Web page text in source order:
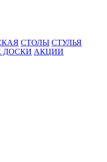
СТОЛЫ СТУЛЬЯ
ДОСКИ АКЦИИ